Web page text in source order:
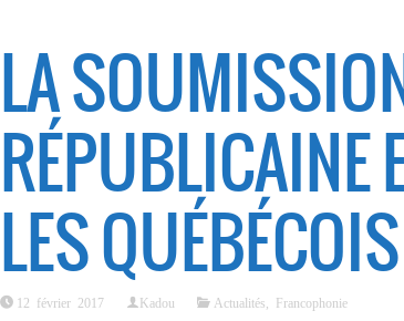
LA
RÉPUBLICAINE
LES
12 février 2017 Kadou Actualités Francophonie